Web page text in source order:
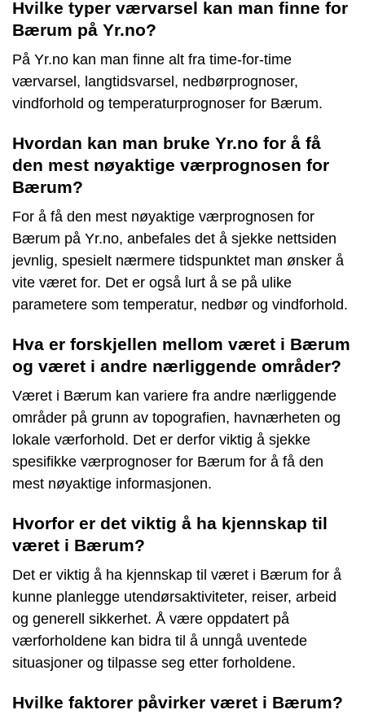
Hvilke typer værvarsel kan man finne for
Bærum på Yr.no?
På Yr.no kan man finne alt fra time-for-time
værvarsel, langtidsvarsel, nedbørprognoser,
vindforhold og temperaturprognoser for Bærum.
Hvordan kan man bruke Yr.no for å få
den mest nøyaktige værprognosen for
Bærum?
For å få den mest nøyaktige værprognosen for
Bærum på Yr.no, anbefales det å sjekke nettsiden
jevnlig, spesielt nærmere tidspunktet man ønsker å
vite været for. Det er også lurt å se på ulike
parametere som temperatur, nedbør og vindforhold.
Hva er forskjellen mellom været i Bærum
og været i andre nærliggende områder?
Været i Bærum kan variere fra andre nærliggende
områder på grunn av topografien, havnærheten og
lokale værforhold. Det er derfor viktig å sjekke
spesifikke værprognoser for Bærum for å få den
mest nøyaktige informasjonen.
Hvorfor er det viktig å ha kjennskap til
været i Bærum?
Det er viktig å ha kjennskap til været i Bærum for å
kunne planlegge utendørsaktiviteter, reiser, arbeid
og generell sikkerhet. Å være oppdatert på
værforholdene kan bidra til å unngå uventede
situasjoner og tilpasse seg etter forholdene.
Hvilke faktorer påvirker været i Bærum?